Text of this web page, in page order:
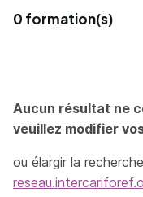
0 formation(s)
Aucun résultat ne
veuillez modifier
ou élargir la